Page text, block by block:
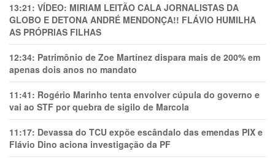
13:21: VÍDEO: MIRIAM LEITÃO CALA JORNALISTAS DA
GLOBO E DETONA ANDRÉ MENDONÇA!! FLÁVIO HUMILHA
AS PRÓPRIAS FILHAS
12:34: Patrimônio de Zoe Martínez dispara mais de 200% em
apenas dois anos no mandato
11:41: Rogério Marinho tenta envolver cúpula do governo e
vai ao STF por quebra de sigilo de Marcola
11:17: Devassa do TCU expõe escândalo das emendas PIX e
Flávio Dino aciona investigação da PF